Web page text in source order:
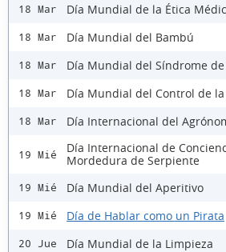
18 Mar Día Mundial de la Ética
18 Mar Día Mundial del Bambú
18 Mar Día Mundial del Síndrome
18 Mar Día Mundial del Control de
18 Mar Día Internacional del
19 Mié
Día Internacional de
Mordedura de Serpiente
19 Mié Día Mundial del Aperitivo
19 Mié Día de Hablar como un Pirata
20 Jue Día Mundial de la Limpieza